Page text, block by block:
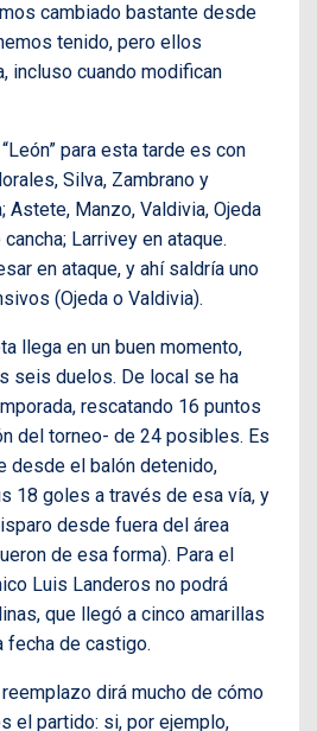
cambiado bastante desde
tenido, pero ellos
incluso cuando modifican
para esta tarde es con
Silva, Zambrano y
Astete, Manzo, Valdivia, Ojeda
Larrivey en ataque.
en ataque, y ahí saldría uno
(Ojeda o Valdivia).
llega en un buen momento,
seis duelos. De local se ha
rescatando 16 puntos
del torneo- de 24 posibles. Es
desde el balón detenido,
18 goles a través de esa vía, y
desde fuera del área
de esa forma). Para el
Luis Landeros no podrá
que llegó a cinco amarillas
fecha de castigo.
dirá mucho de cómo
el partido: si, por ejemplo,